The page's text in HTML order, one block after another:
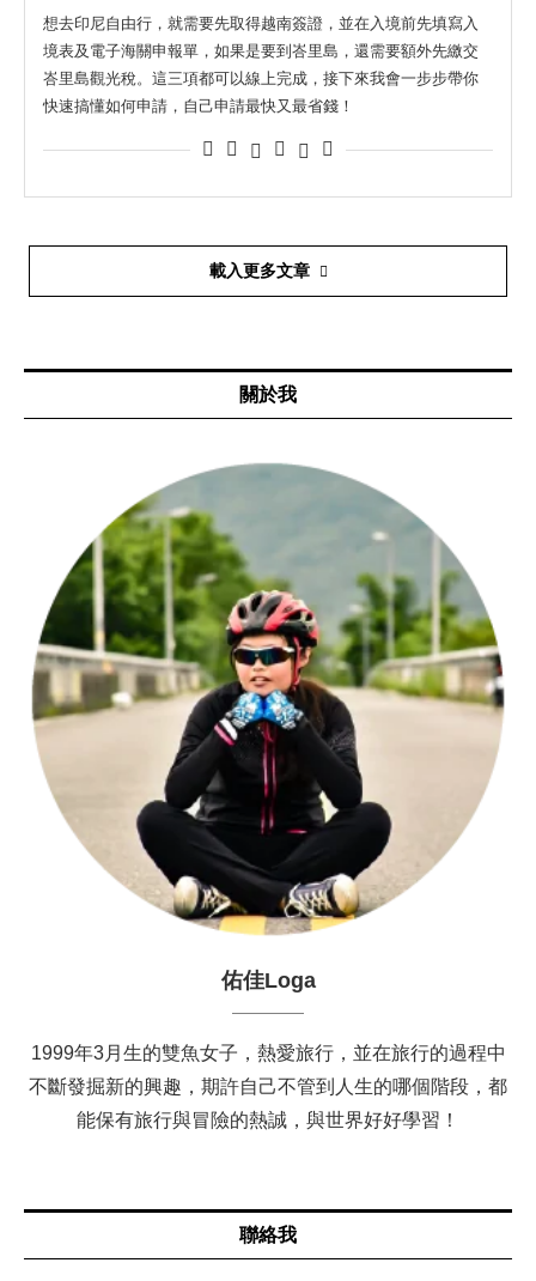
想去印尼自由行，就需要先取得越南簽證，並在入境前先填寫入
境表及電子海關申報單，如果是要到峇里島，還需要額外先繳交
峇里島觀光稅。這三項都可以線上完成，接下來我會一步步帶你
快速搞懂如何申請，自己申請最快又最省錢！
載入更多文章
關於我
佑佳Loga
1999年3月生的雙魚女子，熱愛旅行，並在旅行的過程中
不斷發掘新的興趣，期許自己不管到人生的哪個階段，都
能保有旅行與冒險的熱誠，與世界好好學習！
聯絡我